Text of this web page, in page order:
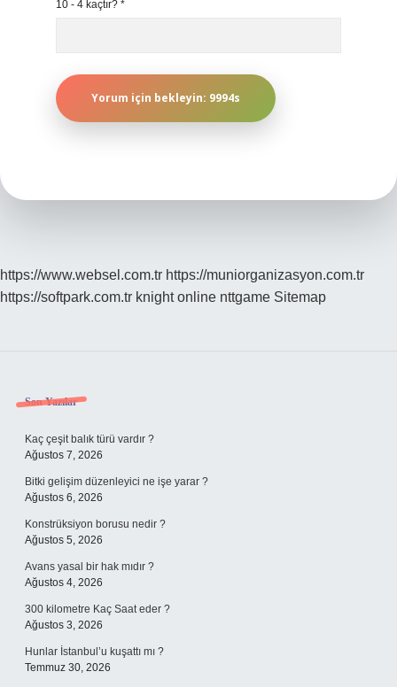
10 - 4 kaçtır? *
https://www.websel.com.tr https://muniorganizasyon.com.tr
https://softpark.com.tr knight online nttgame Sitemap
Sidebar
Son Yazılar
Kaç çeşit balık türü vardır ?
Ağustos 7, 2026
Bitki gelişim düzenleyici ne işe yarar ?
Ağustos 6, 2026
Konstrüksiyon borusu nedir ?
Ağustos 5, 2026
Avans yasal bir hak mıdır ?
Ağustos 4, 2026
300 kilometre Kaç Saat eder ?
Ağustos 3, 2026
Hunlar İstanbul’u kuşattı mı ?
Temmuz 30, 2026